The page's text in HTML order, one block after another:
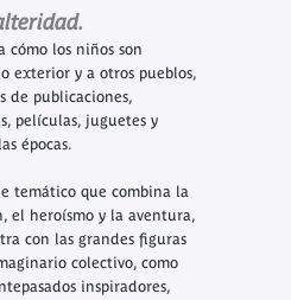
cómo los niños son
exterior y a otros pueblos,
de publicaciones,
películas, juguetes y
épocas.
temático que combina la
el heroísmo y la aventura,
con las grandes figuras
colectivo, como
inspiradores,